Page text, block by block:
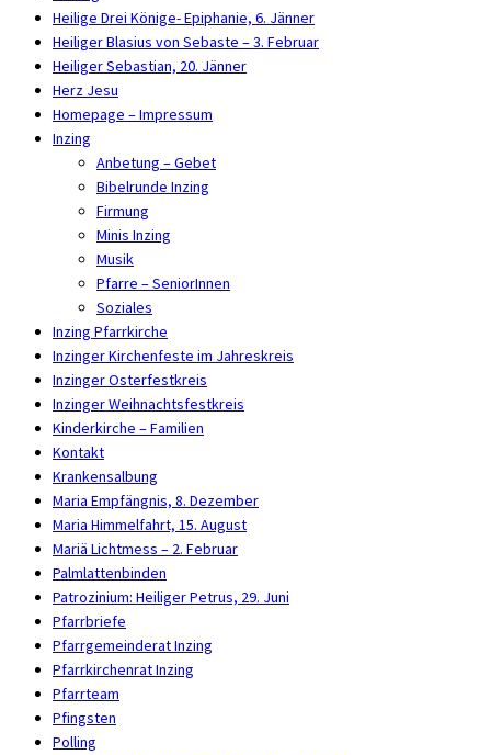
Heilige Drei Könige- Epiphanie, 6. Jänner
Heiliger Blasius von Sebaste – 3. Februar
Heiliger Sebastian, 20. Jänner
Herz Jesu
Homepage – Impressum
Inzing
Anbetung – Gebet
Bibelrunde Inzing
Firmung
Minis Inzing
Musik
Pfarre – SeniorInnen
Soziales
Inzing Pfarrkirche
Inzinger Kirchenfeste im Jahreskreis
Inzinger Osterfestkreis
Inzinger Weihnachtsfestkreis
Kinderkirche – Familien
Kontakt
Krankensalbung
Maria Empfängnis, 8. Dezember
Maria Himmelfahrt, 15. August
Mariä Lichtmess – 2. Februar
Palmlattenbinden
Patrozinium: Heiliger Petrus, 29. Juni
Pfarrbriefe
Pfarrgemeinderat Inzing
Pfarrkirchenrat Inzing
Pfarrteam
Pfingsten
Polling